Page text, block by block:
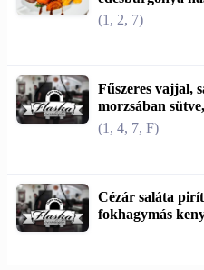
(1, 2, 7)
Fűszeres vajjal,
morzsában
(1, 4, 7, F)
Cézár saláta
fokhagymás